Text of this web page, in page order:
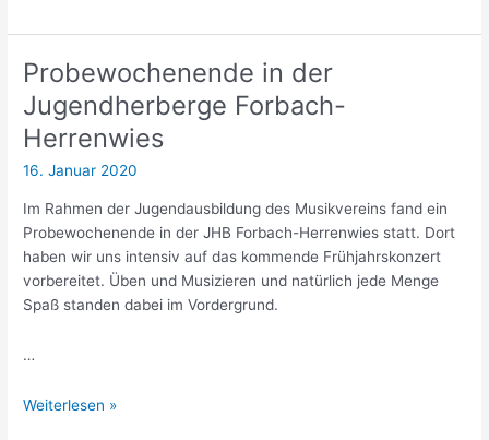
Frühjahrskonzert
unter
dem
Motto
„60er
Jahre“
Probewochenende in der
Jugendherberge Forbach-
Herrenwies
16. Januar 2020
Im Rahmen der Jugendausbildung des Musikvereins fand ein
Probewochenende in der JHB Forbach-Herrenwies statt. Dort
haben wir uns intensiv auf das kommende Frühjahrskonzert
vorbereitet. Üben und Musizieren und natürlich jede Menge
Spaß standen dabei im Vordergrund.
…
Probewochenende
Weiterlesen »